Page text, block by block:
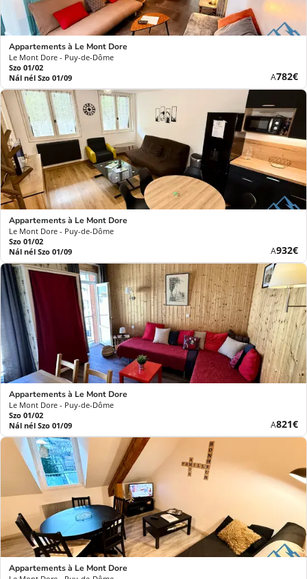
Appartements à Le Mont Dore
Le Mont Dore - Puy-de-Dôme
Szo 01/02
Nál nél Szo 01/09
AÚj
ár
782€
Appartements à Le Mont Dore
Le Mont Dore - Puy-de-Dôme
Szo 01/02
Nál nél Szo 01/09
AÚj
ár
932€
Appartements à Le Mont Dore
Le Mont Dore - Puy-de-Dôme
Szo 01/02
Nál nél Szo 01/09
AÚj
ár
821€
Appartements à Le Mont Dore